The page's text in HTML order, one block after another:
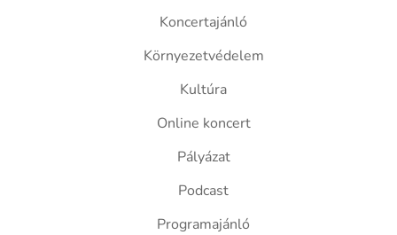
Koncertajánló
Környezetvédelem
Kultúra
Online koncert
Pályázat
Podcast
Programajánló